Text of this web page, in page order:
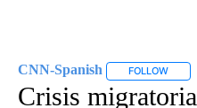
CNN-Spanish FOLLOW
Crisis